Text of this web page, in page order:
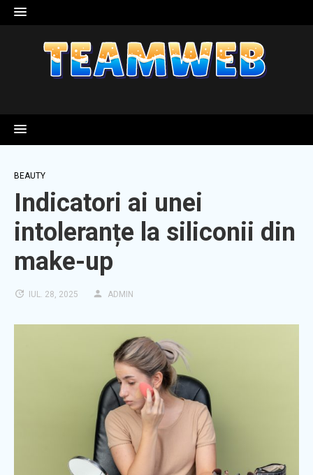
Skip
to
BEAUTY
Indicatori ai unei
intoleranțe la siliconii din
make-up
IUL. 28, 2025 ADMIN